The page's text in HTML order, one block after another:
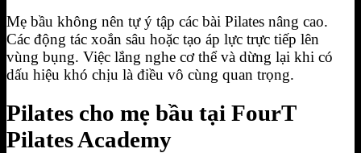
Mẹ bầu không nên tự ý tập các bài Pilates nâng cao.
Các động tác xoắn sâu hoặc tạo áp lực trực tiếp lên
vùng bụng. Việc lắng nghe cơ thể và dừng lại khi có
dấu hiệu khó chịu là điều vô cùng quan trọng.
Pilates cho mẹ bầu tại FourT
Pilates Academy